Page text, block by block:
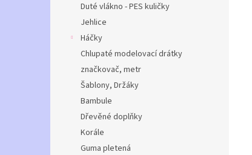
Duté vlákno - PES kuličky
Jehlice
Háčky
Chlupaté modelovací drátky
značkovač, metr
Šablony, Držáky
Bambule
Dřevěné doplňky
Korále
Guma pletená